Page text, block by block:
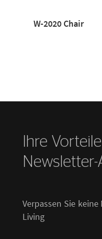
W-2020 Chair
Ihre
Verpassen Sie keine
Living